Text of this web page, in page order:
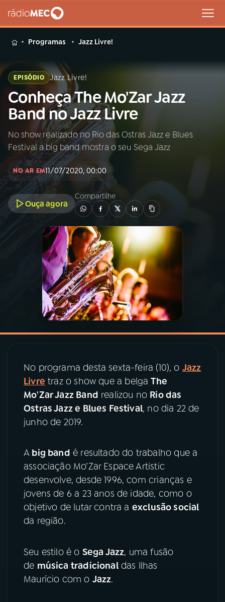
MENU
Buscar
na
Rádio
MEC
Buscar
Início AO VIVO
01INÍCIO
PROGRAMAÇÃO
PROGRAMAS
PODCASTS
07ÚLTIMAS
PRÊMIO RÁDIO MEC
ACOMPANHE A RÁDIO MEC
Instagram X
TikTok
Programas Jazz Livre!
EPISÓDIO Jazz Livre!
Conheça The Mo'Zar Jazz
Band no Jazz Livre
No show realizado no Rio das Ostras Jazz e Blues
Festival a big band mostra o seu Sega Jazz
NO AR EM11/07/2020, 00:00
Ouça agora
Compartilhe
No programa desta sexta-feira (10), o Jazz
Livre traz o show que a belgaThe
Mo'Zar Jazz Band realizou no Rio das
Ostras Jazz e Blues Festival, no dia 22 de
junho de 2019.
A big band é resultado do trabalho que a
associação Mo’Zar Espace Artistic
desenvolve, desde 1996, com crianças e
jovens de 6 a 23 anos de idade, como o
objetivo de lutar contra a exclusão social
da região.
Seu estilo é o Sega Jazz, uma fusão
de música tradicionaldas Ilhas
Maurício com o Jazz.